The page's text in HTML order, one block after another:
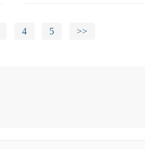
各位身经百战的程序员，大家好
4 5 >>